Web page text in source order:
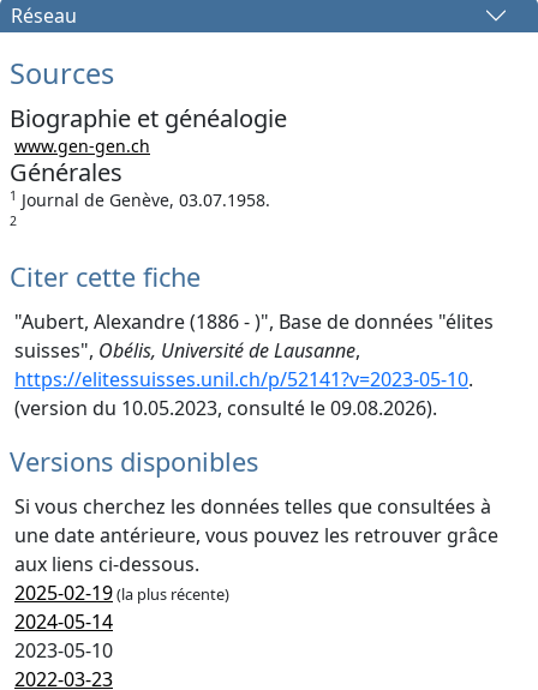
Réseau
Sources
Biographie et généalogie
www.gen-gen.ch
Générales
1 Journal de Genève, 03.07.1958.
2
Citer cette fiche
"Aubert, Alexandre (1886 - )", Base de données "élites
suisses", Obélis, Université de Lausanne,
https://elitessuisses.unil.ch/p/52141?v=2023-05-10.
(version du 10.05.2023, consulté le 09.08.2026).
Versions disponibles
Si vous cherchez les données telles que consultées à
une date antérieure, vous pouvez les retrouver grâce
aux liens ci-dessous.
2025-02-19(la plus récente)
2024-05-14
2023-05-10
2022-03-23